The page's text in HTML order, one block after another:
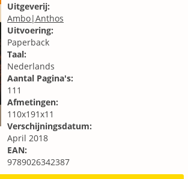
Uitgeverij:
Ambo|Anthos
Uitvoering:
Paperback
Taal:
Nederlands
Aantal Pagina's:
111
Afmetingen:
110x191x11
Verschijningsdatum:
April 2018
EAN:
9789026342387